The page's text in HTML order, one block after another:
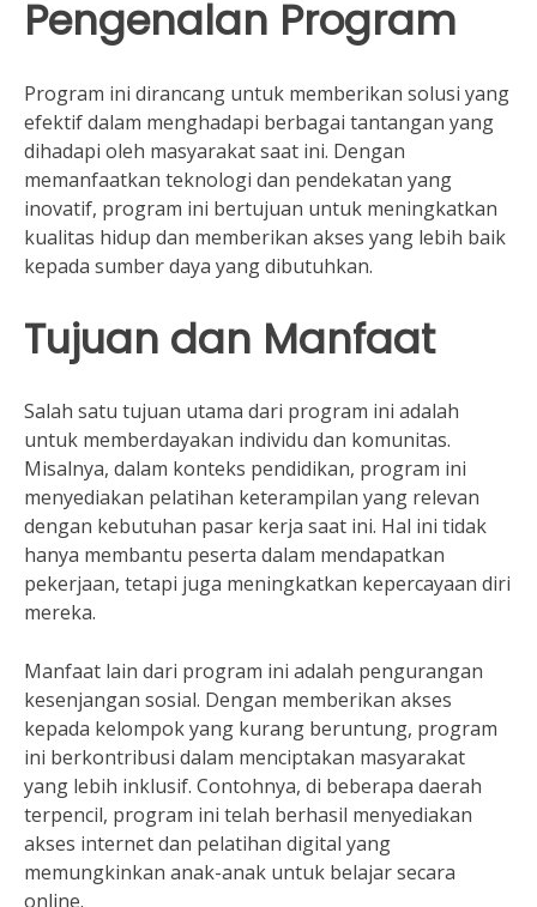
Pengenalan Program
Program ini dirancang untuk memberikan solusi yang
efektif dalam menghadapi berbagai tantangan yang
dihadapi oleh masyarakat saat ini. Dengan
memanfaatkan teknologi dan pendekatan yang
inovatif, program ini bertujuan untuk meningkatkan
kualitas hidup dan memberikan akses yang lebih baik
kepada sumber daya yang dibutuhkan.
Tujuan dan Manfaat
Salah satu tujuan utama dari program ini adalah
untuk memberdayakan individu dan komunitas.
Misalnya, dalam konteks pendidikan, program ini
menyediakan pelatihan keterampilan yang relevan
dengan kebutuhan pasar kerja saat ini. Hal ini tidak
hanya membantu peserta dalam mendapatkan
pekerjaan, tetapi juga meningkatkan kepercayaan diri
mereka.
Manfaat lain dari program ini adalah pengurangan
kesenjangan sosial. Dengan memberikan akses
kepada kelompok yang kurang beruntung, program
ini berkontribusi dalam menciptakan masyarakat
yang lebih inklusif. Contohnya, di beberapa daerah
terpencil, program ini telah berhasil menyediakan
akses internet dan pelatihan digital yang
memungkinkan anak-anak untuk belajar secara
online.